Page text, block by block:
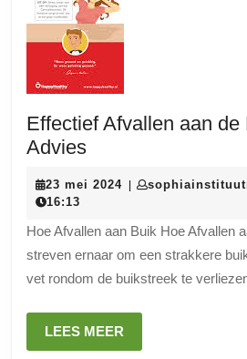
Effectief Afvallen aan de
AdviesEffectief
aan
Buik:
Tips
en
Advies
23 mei 202423|
16:13
Hoe Afvallen aan Buik Hoe Afvallen
streven ernaar om een strakkere
vet rondom de buikstreek te
LEES MEER
MEER